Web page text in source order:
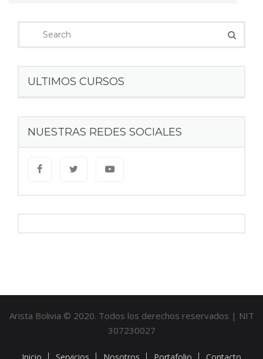
ULTIMOS CURSOS
NUESTRAS REDES SOCIALES
Arista Bolivia © 2020. Todos los derechos reservados | NIT
307230027